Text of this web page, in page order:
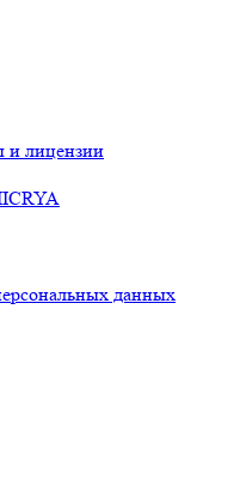
и лицензии
данных